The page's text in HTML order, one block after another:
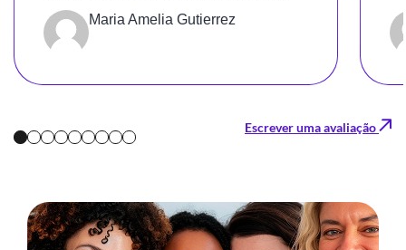
entregue dentro do prazo. Super indico!!!
Gratidão!!!
Maria Amelia Gutierrez
Escrever uma avaliação